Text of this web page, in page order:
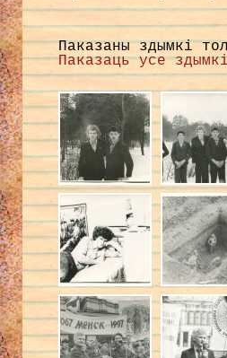
Паказаны здымкі
Паказаць усе